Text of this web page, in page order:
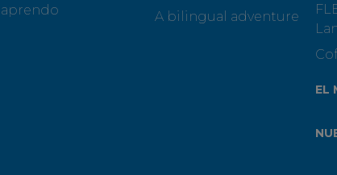
aprendo
A bilingual adventure
EL